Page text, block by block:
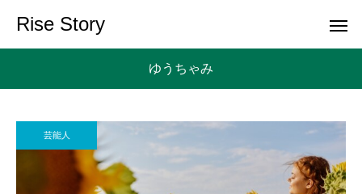
Rise Story
ゆうちゃみ
芸能人